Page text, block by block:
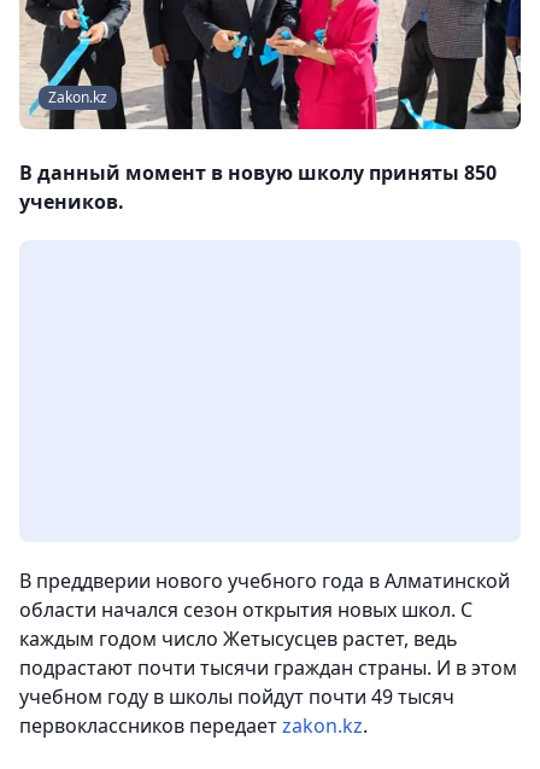
Zakon.kz
В данный момент в новую школу приняты 850
учеников.
В преддверии нового учебного года в Алматинской
области начался сезон открытия новых школ. С
каждым годом число Жетысусцев растет, ведь
подрастают почти тысячи граждан страны. И в этом
учебном году в школы пойдут почти 49 тысяч
первоклассников передаетzakon.kz.